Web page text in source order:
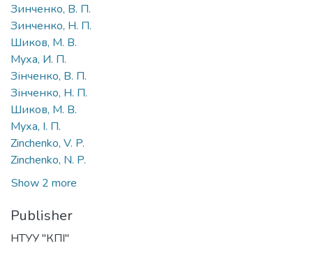
Зинченко, В. П.
Зинченко, Н. П.
Шиков, М. В.
Муха, И. П.
Зінченко, В. П.
Зінченко, Н. П.
Шиков, М. В.
Муха, І. П.
Zinchenko, V. P.
Zinchenko, N. P.
Show 2 more
Publisher
НТУУ "КПІ"